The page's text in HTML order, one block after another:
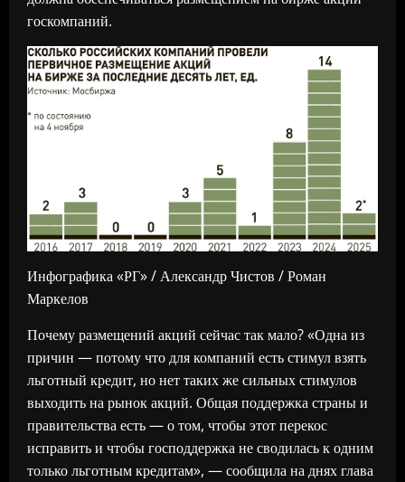
госкомпаний.
Инфографика «РГ» / Александр Чистов / Роман
Маркелов
Почему размещений акций сейчас так мало? «Одна из
причин — потому что для компаний есть стимул взять
льготный кредит, но нет таких же сильных стимулов
выходить на рынок акций. Общая поддержка страны и
правительства есть — о том, чтобы этот перекос
исправить и чтобы господдержка не сводилась к одним
только льготным кредитам», — сообщила на днях глава